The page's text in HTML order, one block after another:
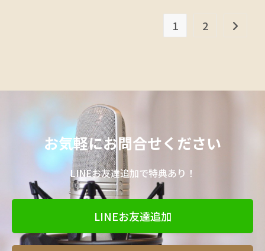
1 2
お気軽にお問合せください
LINEお友達追加で特典あり！
LINEお友達追加